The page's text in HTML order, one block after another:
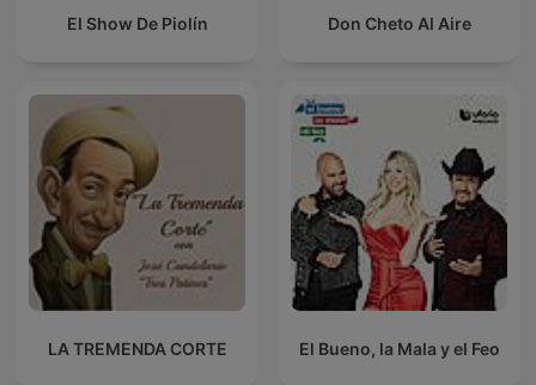
El Show De Piolín Don Cheto Al Aire
LA TREMENDA CORTE El Bueno, la Mala y el Feo